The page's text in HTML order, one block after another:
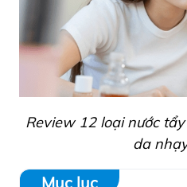
Review 12 loại nước
da
Mục lục